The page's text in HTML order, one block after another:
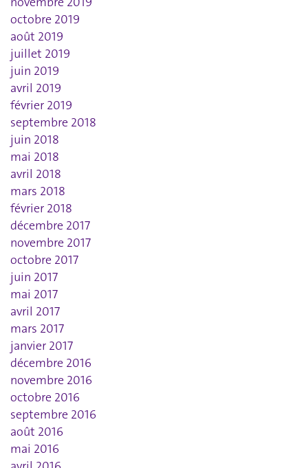
octobre 2019
août 2019
juillet 2019
juin 2019
avril 2019
février 2019
septembre 2018
juin 2018
mai 2018
avril 2018
mars 2018
février 2018
décembre 2017
novembre 2017
octobre 2017
juin 2017
mai 2017
avril 2017
mars 2017
janvier 2017
décembre 2016
novembre 2016
octobre 2016
septembre 2016
août 2016
mai 2016